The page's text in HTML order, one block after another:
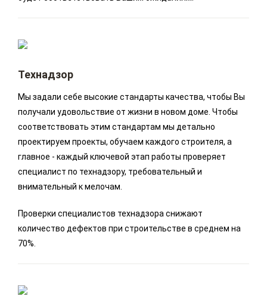
Технадзор
Мы задали себе высокие стандарты качества, чтобы Вы
получали удовольствие от жизни в новом доме. Чтобы
соответствовать этим стандартам мы детально
проектируем проекты, обучаем каждого строителя, а
главное - каждый ключевой этап работы проверяет
специалист по технадзору, требовательный и
внимательный к мелочам.
Проверки специалистов технадзора снижают
количество дефектов при строительстве в среднем на
70%.